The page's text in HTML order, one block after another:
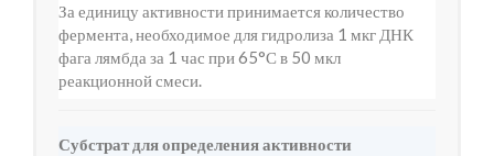
За единицу активности принимается количество
фермента, необходимое для гидролиза 1 мкг ДНК
фага лямбда за 1 час при 65°С в 50 мкл
реакционной смеси.
Субстрат для определения активности